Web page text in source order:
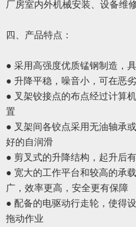
厂房室内外机械安装、设备维
四、 产品特点：
● 采用高强度优质锰钢制造，
● 升降平稳，噪音小，可在恶
● 叉架铰接点的布点经过计算
置
● 叉架间各铰点采用无油轴承
好的自润滑
● 剪叉式的升降结构，起升后
● 宽大的工作平台和较高的承
广，效率更高，安全更有保障
● 配备的电驱动行走轮，使得
拖动作业